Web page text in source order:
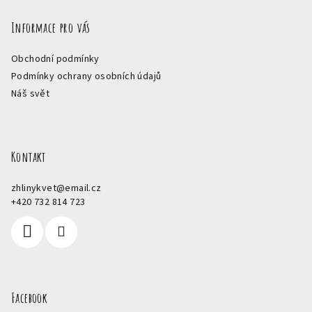
Informace pro vás
Obchodní podmínky
Podmínky ochrany osobních údajů
Náš svět
Kontakt
zhlinykvet@email.cz
+420 732 814 723
Facebook